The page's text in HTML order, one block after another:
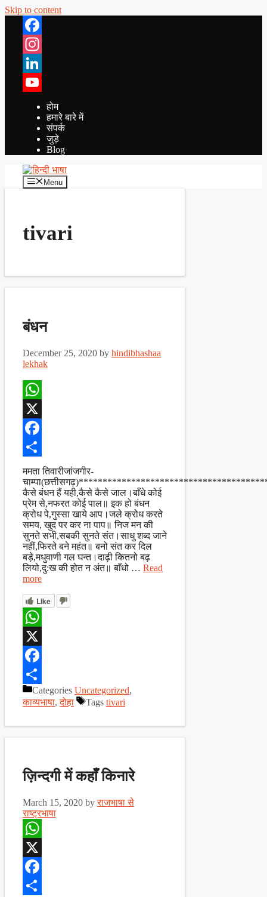
Skip to content
Facebook
Instagram
LinkedIn
YouTube
होम
हमारे बारे में
संपर्क
जुड़े
Blog
Menu
tivari
बंधन
December 25, 2020 by hindibhashaa
lekhak
WhatsApp
X
Facebook
Share
ममता तिवारीजांजगीर-
कैसे बंधन हैं यही,कैसे कैसे जाल।बाँधे कोई
प्रेम से,नफरत कोई पाल॥ इक हो बंधन
क्रोध पे,गुस्सा खाये आप।जले क्रोध करते
समय, खुद पर कर ना पाप॥ निज मन की
सुनते सभी,सबकी सुनते संत।साधु शब्द जाने
नहीं,फिरते बने महंत॥ बनो संत कर दिल
बड़े,मधुवाणी गल घन्त।दाढ़ी कितनो बढ़
लियो,दु:ख की होत न अंत॥ बाँधो … Read
more
Like
WhatsApp
X
Facebook
ShareCategories Uncategorized,
काव्यभाषा,दोहा Tags tivari
ज़िन्दगी में कहाँँ किनारे
March 15, 2020 byराजभाषा से
राष्ट्रभाषा
WhatsApp
X
Facebook